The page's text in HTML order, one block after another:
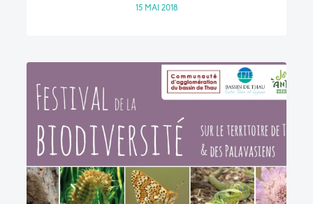
15 MAI 2018